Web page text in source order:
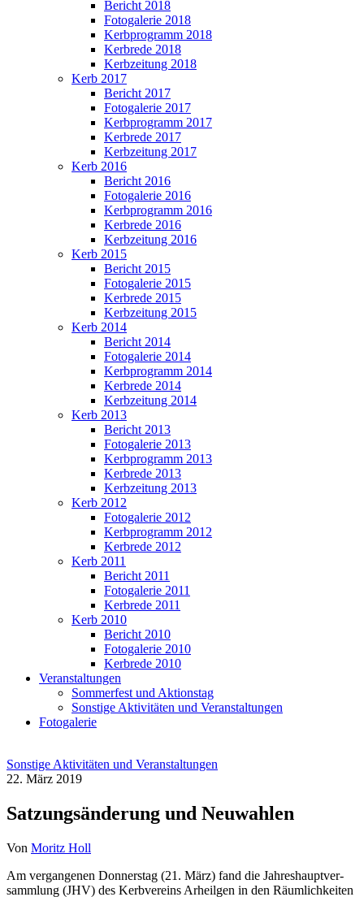
Bericht 2018
Fotogalerie 2018
Kerbprogramm 2018
Kerbrede 2018
Kerbzeitung 2018
Kerb 2017
Bericht 2017
Fotogalerie 2017
Kerbprogramm 2017
Kerbrede 2017
Kerbzeitung 2017
Kerb 2016
Bericht 2016
Fotogalerie 2016
Kerbprogramm 2016
Kerbrede 2016
Kerbzeitung 2016
Kerb 2015
Bericht 2015
Fotogalerie 2015
Kerbrede 2015
Kerbzeitung 2015
Kerb 2014
Bericht 2014
Fotogalerie 2014
Kerbprogramm 2014
Kerbrede 2014
Kerbzeitung 2014
Kerb 2013
Bericht 2013
Fotogalerie 2013
Kerbprogramm 2013
Kerbrede 2013
Kerbzeitung 2013
Kerb 2012
Fotogalerie 2012
Kerbprogramm 2012
Kerbrede 2012
Kerb 2011
Bericht 2011
Fotogalerie 2011
Kerbrede 2011
Kerb 2010
Bericht 2010
Fotogalerie 2010
Kerbrede 2010
Veranstaltungen
Sommerfest und Aktionstag
Sonstige Aktivitäten und Veranstaltungen
Fotogalerie
Sonstige Aktivitäten und Veranstaltungen
22. März 2019
Satzungsänderung und Neuwahlen
Von Moritz Holl
Am ver­gan­ge­nen Don­ners­tag (21. März) fand die Jah­res­haupt­ver­
samm­lung (JHV) des Kerb­ver­eins Arheil­gen in den Räum­lich­kei­ten